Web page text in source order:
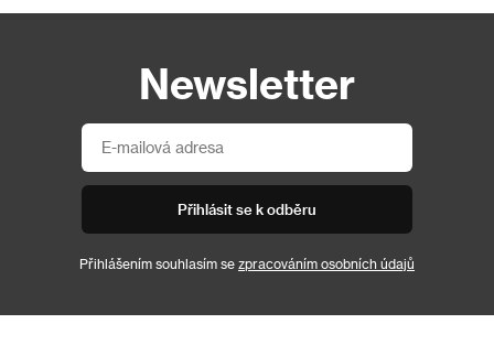
Newsletter
Přihlásit se k odběru
Přihlášením souhlasím se zpracováním osobních údajů